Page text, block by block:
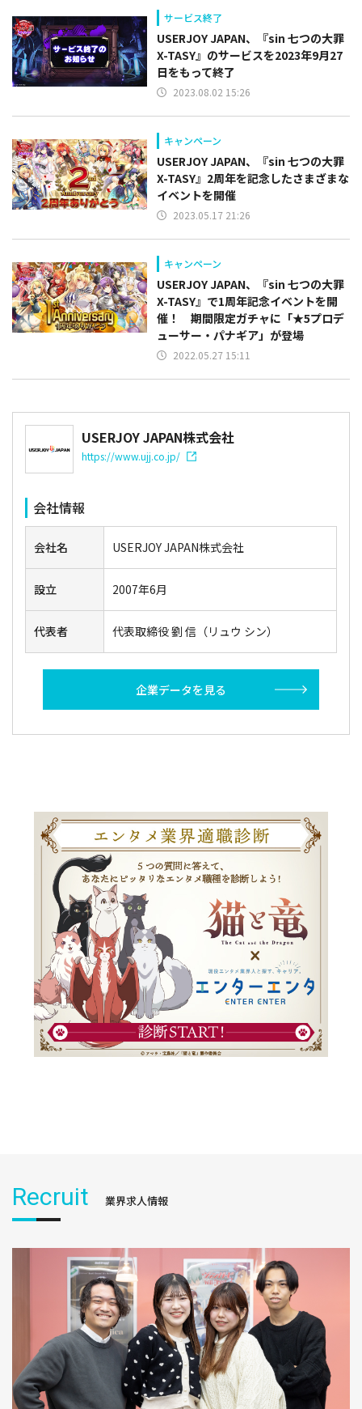
サービス終了
USERJOY JAPAN、『sin 七つの大罪
X-TASY』のサービスを2023年9月27
日をもって終了
2023.08.02 15:26
キャンペーン
USERJOY JAPAN、『sin 七つの大罪
X-TASY』2周年を記念したさまざまな
イベントを開催
2023.05.17 21:26
キャンペーン
USERJOY JAPAN、『sin 七つの大罪
X-TASY』で1周年記念イベントを開
催！ 期間限定ガチャに「★5プロデ
ューサー・パナギア」が登場
2022.05.27 15:11
USERJOY JAPAN株式会社
https://www.ujj.co.jp/
会社情報
会社名 USERJOY JAPAN株式会社
設立 2007年6月
代表者 代表取締役 劉 信（リュウ シン）
企業データを見る
Recruit 業界求人情報